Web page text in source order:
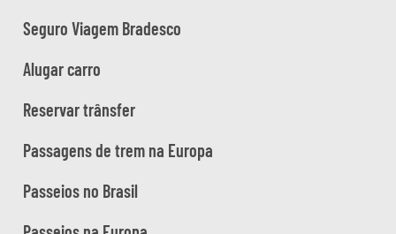
Seguro Viagem Bradesco
Alugar carro
Reservar trânsfer
Passagens de trem na Europa
Passeios no Brasil